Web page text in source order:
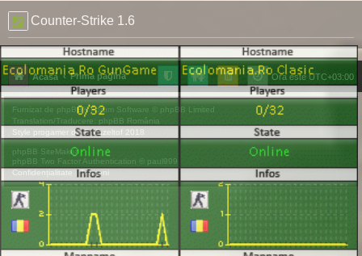
Counter-Strike 1.6
Acasă Prima pagină Ora este UTC+03:00
Furnizat de phpBB® Forum Software © phpBB Limited
Translation/Traducere: phpBB România
Style progamer de ©Mazeltof 2018
phpBB SiteMaker
phpBB Two Factor Authentication © paul999
Confidențialitate |Termeni